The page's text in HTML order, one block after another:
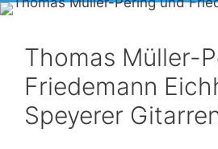
Thomas Müller-
Friedemann
Speyerer